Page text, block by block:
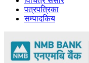
पत्रपत्रिका
सम्पादकिय